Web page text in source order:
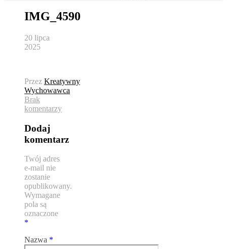
IMG_4590
20 lipca
2025
Przez Kreatywny
Wychowawca
Brak
komentarzy
Dodaj
komentarz
Twój adres
e-mail nie
zostanie
opublikowany.
Wymagane
pola są
oznaczone
*
Nazwa *